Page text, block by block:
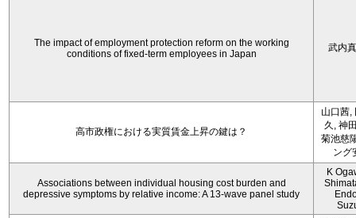
The impact of employment protection reform on the working
conditions of fixed-term employees in Japan
武内
高市政権における実質賃金上昇の鍵は？
山口茜,
久, 神
菊池慈
ング
Associations between individual housing cost burden and
depressive symptoms by relative income: A 13-wave panel study
K